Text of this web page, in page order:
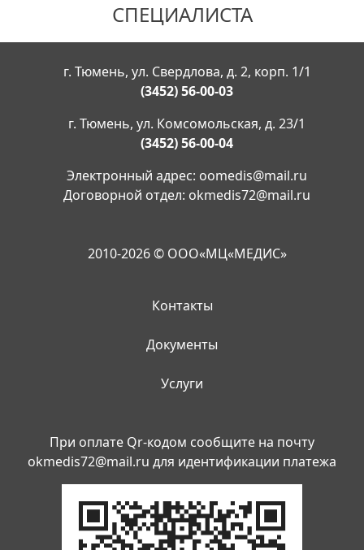
СПЕЦИАЛИСТА
г. Тюмень, ул. Свердлова, д. 2, корп. 1/1
(3452) 56-00-03
г. Тюмень, ул. Комсомольская, д. 23/1
(3452) 56-00-04
Электронный адрес: oomedis@mail.ru
Договорной отдел: okmedis72@mail.ru
2010-2026 © ООО«МЦ«МЕДИС»
Контакты
Документы
Услуги
При оплате Qr-кодом сообщите на почту
okmedis72@mail.ru для идентификации платежа